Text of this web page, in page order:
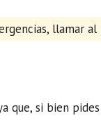
llamar al
que, si bien